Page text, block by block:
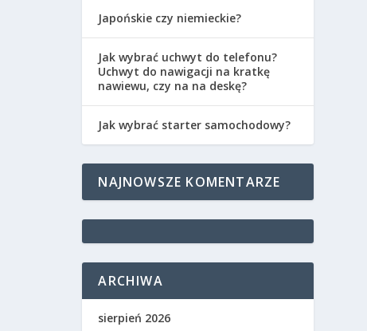
Japońskie czy niemieckie?
Jak wybrać uchwyt do telefonu?
Uchwyt do nawigacji na kratkę
nawiewu, czy na na deskę?
Jak wybrać starter samochodowy?
NAJNOWSZE KOMENTARZE
ARCHIWA
sierpień 2026